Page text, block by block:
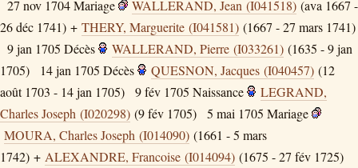
27 nov 1704Mariage WALLERAND, Jean (I041518) (ava 1667 -
26 déc 1741) + THERY, Marguerite (I041581) (1667 - 27 mars 1741)
9 jan 1705 Décès WALLERAND, Pierre (I033261) (1635 - 9 jan
1705)
14 jan 1705 Décès QUESNON, Jacques (I040457) (12
août 1703 - 14 jan 1705)
9 fév 1705 Naissance
LEGRAND,
Charles Joseph (I020298) (9 fév 1705) 5 mai 1705 Mariage
MOURA, Charles Joseph (I014090) (1661 - 5 mars
1742) + ALEXANDRE, Francoise (I014094) (1675 - 27 fév 1725)